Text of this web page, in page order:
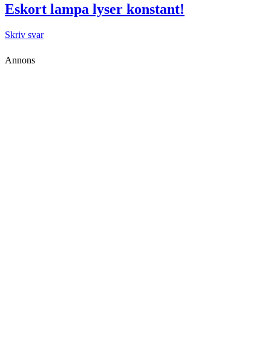
Eskort lampa lyser konstant!
Skriv svar
Annons